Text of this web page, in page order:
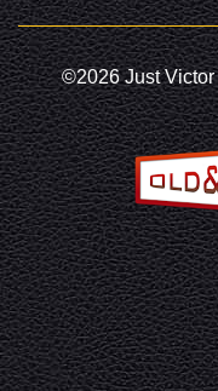
©2026 Just Victor